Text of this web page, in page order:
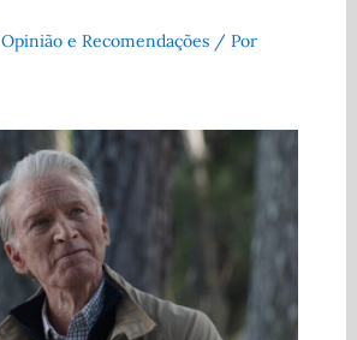
Opinião e Recomendações/ Por